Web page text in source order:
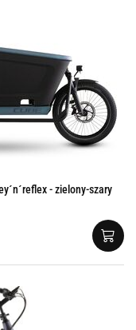
- zielony-szary